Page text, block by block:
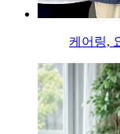
케어링,